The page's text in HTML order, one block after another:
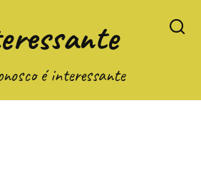
é interessante